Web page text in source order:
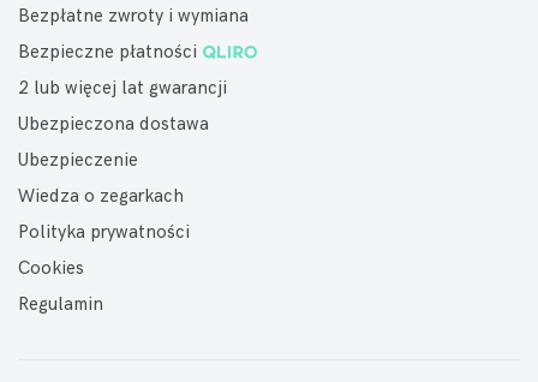
Bezpłatne zwroty i wymiana
Bezpieczne płatności
2 lub więcej lat gwarancji
Ubezpieczona dostawa
Ubezpieczenie
Wiedza o zegarkach
Polityka prywatności
Cookies
Regulamin